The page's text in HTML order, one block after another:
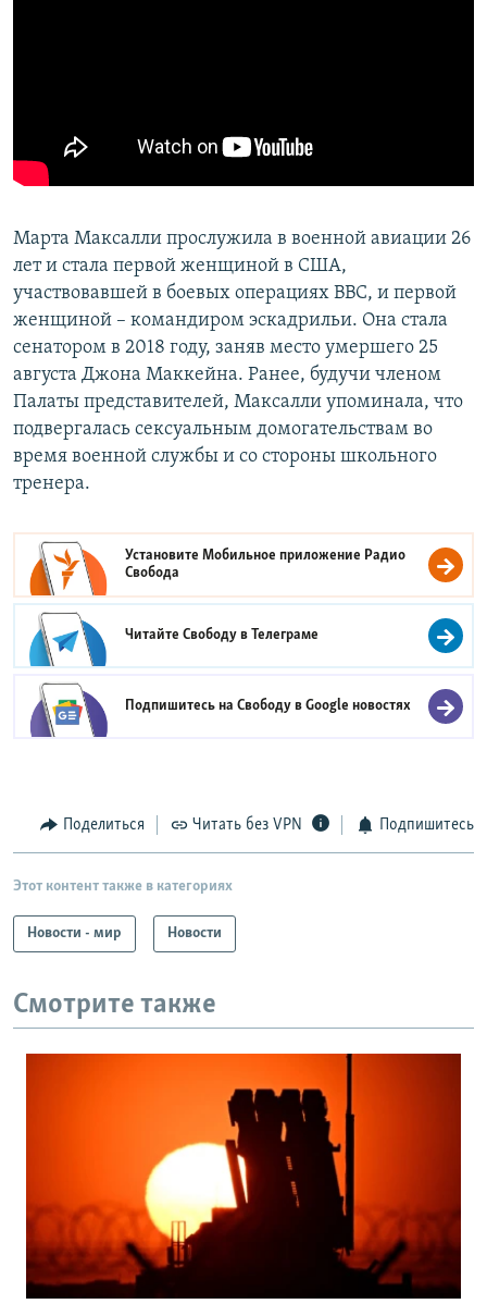
Марта Максалли прослужила в военной авиации 26
лет и стала первой женщиной в США,
участвовавшей в боевых операциях ВВС, и первой
женщиной – командиром эскадрильи. Она стала
сенатором в 2018 году, заняв место умершего 25
августа Джона Маккейна. Ранее, будучи членом
Палаты представителей, Максалли упоминала, что
подвергалась сексуальным домогательствам во
время военной службы и со стороны школьного
тренера.
Установите Мобильное приложение Радио
Свобода
Читайте Свободу вТелеграме
Подпишитесь на Свободу вGoogle новостях
Поделиться Читать без VPN Подпишитесь
Этот контент также в категориях
Новости - мир Новости
Смотрите также